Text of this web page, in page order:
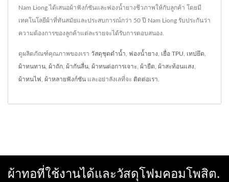
Nam Liong ได้เสนอผ้าฟังก์ชันและฟองน้ำยางชีวภาพให้กับลูกค้า โดยมี
เทคโนโลยีผ้าที่ทันสมัยและประสบการณ์กว่า 50 ปี Nam Liong รับประกันว่า
ความต้องการของลูกค้าแต่ละรายจะได้รับการตอบสนอง.
ดูผลิตภัณฑ์คุณภาพของเรา วัสดุชุดดำน้ำ ฟองน้ำยาง เยื่อ TPU เทปยึด
ผ้าทนทาน ผ้าถัก ผ้ากันลื่น ผ้าทนต่อการเจาะ ผ้ายืด ผ้าสะท้อนแสง
ผ้าทนไฟ ผ้าหลายฟังก์ชัน และอย่าลังเลที่จะ ติดต่อเรา
ผ้าทอที่ใช้งานได้และวัสดุโฟมคอมโพสิต.